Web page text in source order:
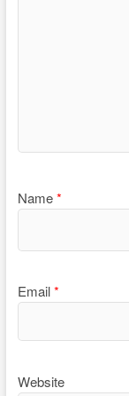
Name*
Email*
Website